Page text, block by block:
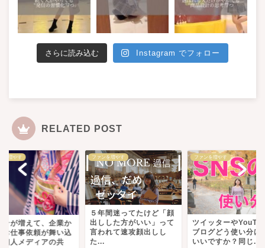
さらに読み込む Instagram でフォロー
RELATED POST
を増やす
間迷ってたけど「顔
した方がいい」って
れて速攻顔出しし
ファンを増やす
ツイッターやYouTube、
ブログどう使い分けたら
いいですか？同じ...
ファンを増やす
ファンが増えて、企
らのお仕事依頼が舞
む！個人メディアの